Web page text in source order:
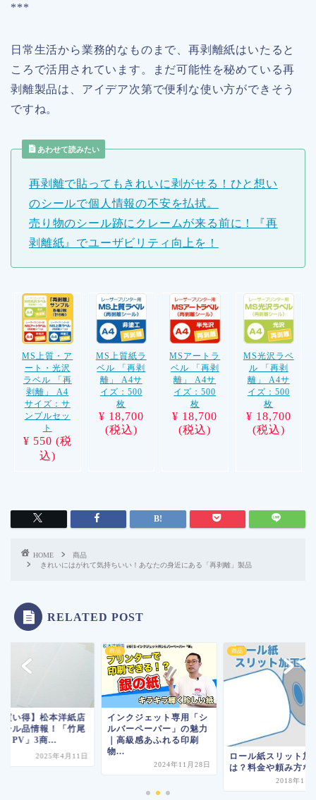
***
日常生活から業務的なものまで、再剥離紙はいたると
ころで活用されています。まだ可能性を秘めている再
剥離製品は、アイデア次第で便利な使い方ができそう
ですね。
あわせて読みたい
再剥離で貼ってもきれいに剥がせる！ひと想い
のシールで個人情報の不安を払拭。
売り物のシール跡にクレームが来る前に！『再
剥離紙』でユーザビリティ向上を！
MS上質・ア
ート・光沢
ラベル 「再
剥離」 A4
サイズ：サ
ンプルセッ
ト
¥ 550 (税
込)
MS上質紙ラ
ベル 「再剥
離」 A4サ
イズ：500
枚
¥ 18,700
(税込)
MSアートラ
ベル 「再剥
離」 A4サ
イズ：500
枚
¥ 18,700
(税込)
MS光沢ラベ
ル 「再剥
離」 A4サ
イズ：500
枚
¥ 18,700
(税込)
HOME
商品
きれいにはがれて気持ちいい！あなたの身近にある「再剥離」製品
RELATED POST
買い得】松本洋紙店
ール品情報！「竹尾
PV」3商...
2025年4月11日
商品
インクジェット専用「シ
ルバーペーパー」の魅力
｜高級感あふれる印刷
物...
2024年11月28日
商品
ロール紙スリット加
は？料金や頼み方な
2018年11